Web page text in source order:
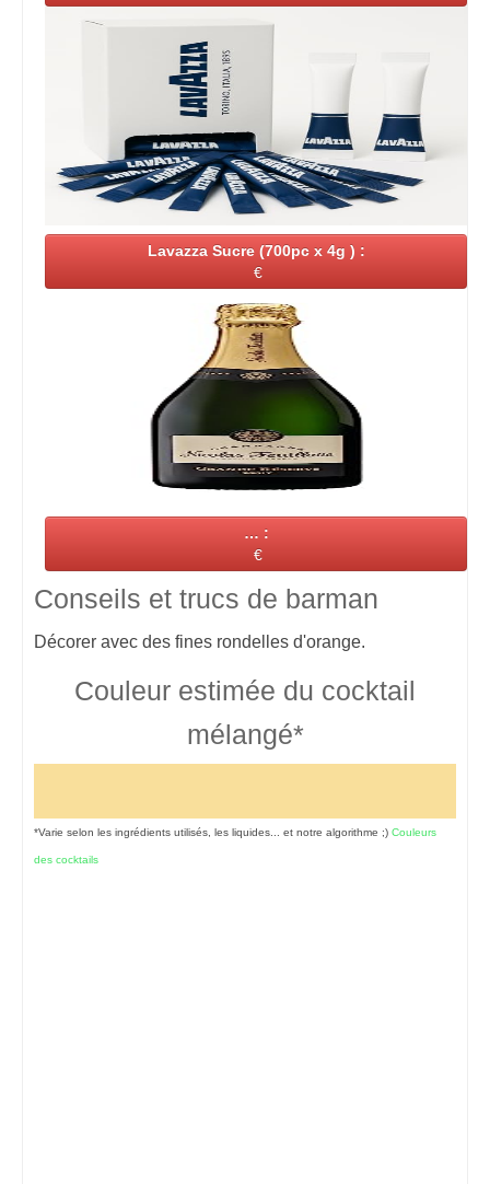
Lavazza Sucre (700pc x 4g ) :
€
… :
€
Conseils et trucs de barman
Décorer avec des fines rondelles d'orange.
Couleur estimée du cocktail
mélangé*
*Varie selon les ingrédients utilisés, les liquides... et notre algorithme ;) Couleurs
des cocktails